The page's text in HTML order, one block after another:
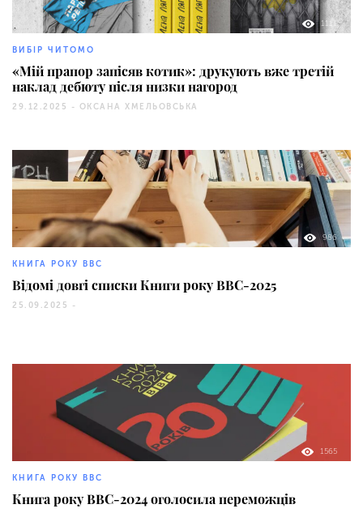
1111
ВИБІР ЧИТОМО
«Мій прапор запісяв котик»: друкують вже третій
наклад дебюту після низки нагород
29.12.2025 - ОКСАНА ХМЕЛЬОВСЬКА
986
КНИГА РОКУ BBC
Відомі довгі списки Книги року BBC-2025
25.09.2025 -
1565
КНИГА РОКУ BBC
Книга року BBC-2024 оголосила переможців